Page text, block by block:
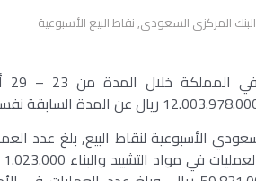
البنك المركزي السعودي,نقاط البيع الأسبوعية